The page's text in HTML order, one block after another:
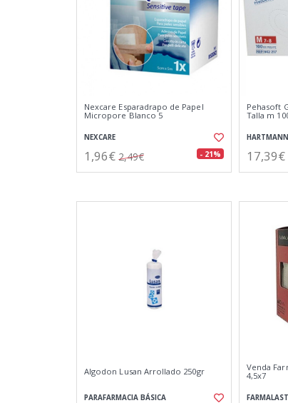
Nexcare Esparadrapo de Papel
Micropore Blanco 5
NEXCARE
1,96€ 2,49€ - 21%
Pehasoft
Talla m
HARTMANN
17,39€
Algodon Lusan Arrollado 250gr
PARAFARMACIA BÁSICA
Venda
4,5x7